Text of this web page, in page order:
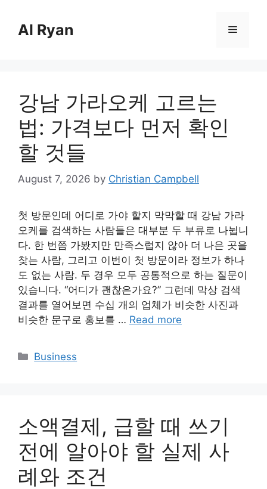
contentAl Ryan Menu
강남 가라오케 고르는
법: 가격보다 먼저 확인
할 것들
August 7, 2026 by Christian Campbell
첫 방문인데 어디로 가야 할지 막막할 때 강남 가라
오케를 검색하는 사람들은 대부분 두 부류로 나뉩니
다. 한 번쯤 가봤지만 만족스럽지 않아 더 나은 곳을
찾는 사람, 그리고 이번이 첫 방문이라 정보가 하나
도 없는 사람. 두 경우 모두 공통적으로 하는 질문이
있습니다. “어디가 괜찮은가요?” 그런데 막상 검색
결과를 열어보면 수십 개의 업체가 비슷한 사진과
비슷한 문구로 홍보를 … Read more
Categories
Business
소액결제, 급할 때 쓰기
전에 알아야 할 실제 사
례와 조건